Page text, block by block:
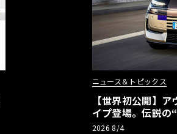
ニュース＆トピックス
【世界初公開】
イプ登場。伝説の
リーBEVとして復
2026 8/4